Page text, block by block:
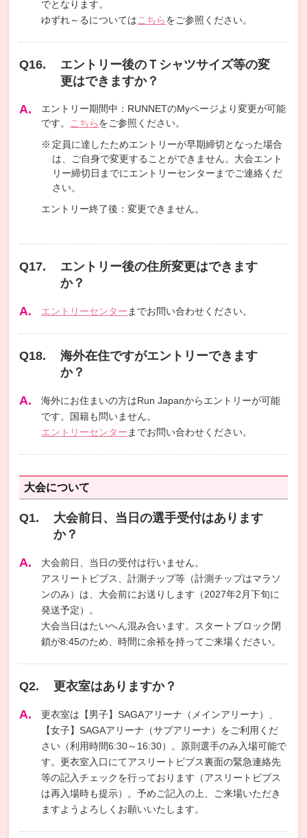
でとなります。
ゆずれ～るについてはこちらをご参照ください。
エントリー後のＴシャツサイズ等の変
更はできますか？
エントリー期間中：RUNNETのMyページより変更が可能
です。 こちらをご参照ください。
定員に達したためエントリーが早期締切となった場合
は、ご自身で変更することができません。大会エント
リー締切日までにエントリーセンターまでご連絡くだ
さい。
エントリー終了後：変更できません。
エントリー後の住所変更はできます
か？
エントリーセンター までお問い合わせください。
海外在住ですがエントリーできます
か？
海外にお住まいの方はRun Japanからエントリーが可能
です。国籍も問いません。
エントリーセンター までお問い合わせください。
大会について
大会前日、当日の選手受付はあります
か？
大会前日、当日の受付は行いません。
アスリートビブス、計測チップ等（計測チップはマラソ
ンのみ）は、大会前にお送りします（2027年2月下旬に
発送予定）。
大会当日はたいへん混み合います。スタートブロック閉
鎖が8:45のため、時間に余裕を持ってご来場ください。
更衣室はありますか？
更衣室は【男子】SAGAアリーナ（メインアリーナ）、
【女子】SAGAアリーナ（サブアリーナ）をご利用くだ
さい（利用時間6:30～16:30）。原則選手のみ入場可能で
す。更衣室入口にてアスリートビブス裏面の緊急連絡先
等の記入チェックを行っております（アスリートビブス
は再入場時も提示）。予めご記入の上、ご来場いただき
ますようよろしくお願いいたします。